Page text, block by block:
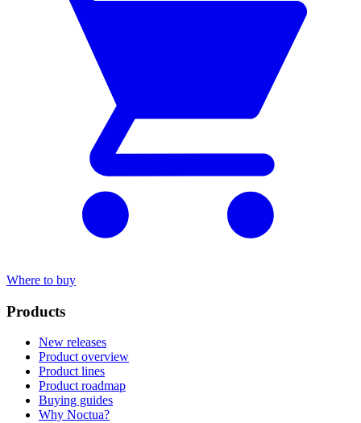
Where to buy
Products
New releases
Product overview
Product lines
Product roadmap
Buying guides
Why Noctua?